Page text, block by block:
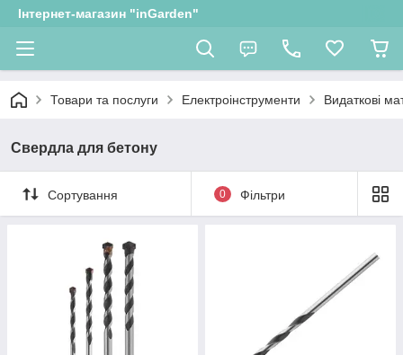
Інтернет-магазин "inGarden"
Товари та послуги Електроінструменти Видаткові
Свердла для бетону
Сортування 0 Фільтри